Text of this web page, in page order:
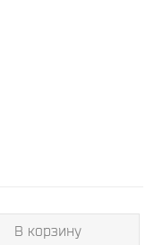
В корзину